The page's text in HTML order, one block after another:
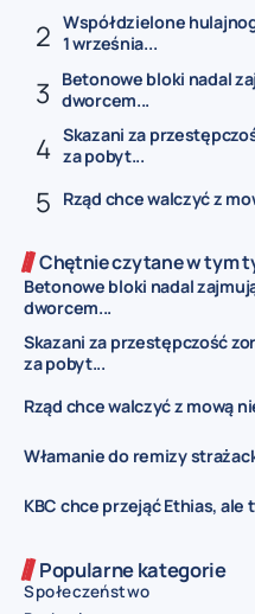
Współdzielone
1 września...
Betonowe bloki nadal
dworcem...
Skazani za
za pobyt...
Rząd chce walczyć z
Chętnie czytane w tym
Betonowe bloki nadal
dworcem...
Skazani za przestępczość
za pobyt...
Rząd chce walczyć z mową
Włamanie do remizy
KBC chce przejąć Ethias, ale
Popularne kategorie
Społeczeństwo